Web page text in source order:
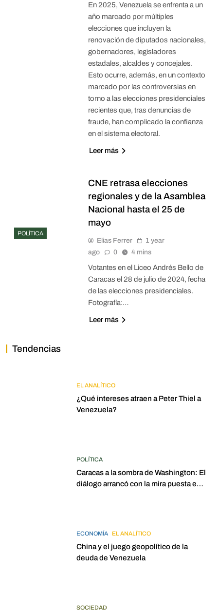
En 2025, Venezuela se enfrenta a un
año marcado por múltiples
elecciones que incluyen la
renovación de diputados nacionales,
gobernadores, legisladores
estadales, alcaldes y concejales.
Esto ocurre, además, en un contexto
marcado por las controversias en
torno a las elecciones presidenciales
recientes que, tras denuncias de
fraude, han complicado la confianza
en el sistema electoral.
Leer más
POLÍTICA
CNE retrasa elecciones
regionales y de la Asamblea
Nacional hasta el 25 de
mayo
Elias Ferrer
1 year
ago
0 4 mins
Votantes en el Liceo Andrés Bello de
Caracas el 28 de julio de 2024, fecha
de las elecciones presidenciales.
Fotografía:…
Leer más
Tendencias
EL ANALÍTICO
¿Qué intereses atraen a Peter Thiel a
Venezuela?
POLÍTICA
Caracas a la sombra de Washington: El
diálogo arrancó con la mira puesta en
ECONOMÍA EL ANALÍTICO
China y el juego geopolítico de la
deuda de Venezuela
SOCIEDAD